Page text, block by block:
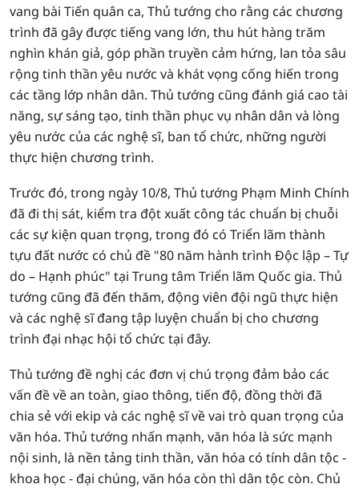
vang bài Tiến quân ca, Thủ tướng cho rằng các chương
trình đã gây được tiếng vang lớn, thu hút hàng trăm
nghìn khán giả, góp phần truyền cảm hứng, lan tỏa sâu
rộng tinh thần yêu nước và khát vọng cống hiến trong
các tầng lớp nhân dân. Thủ tướng cũng đánh giá cao tài
năng, sự sáng tạo, tinh thần phục vụ nhân dân và lòng
yêu nước của các nghệ sĩ, ban tổ chức, những người
thực hiện chương trình.
Trước đó, trong ngày 10/8, Thủ tướng Phạm Minh Chính
đã đi thị sát, kiểm tra đột xuất công tác chuẩn bị chuỗi
các sự kiện quan trọng, trong đó có Triển lãm thành
tựu đất nước có chủ đề "80 năm hành trình Độc lập – Tự
do – Hạnh phúc" tại Trung tâm Triển lãm Quốc gia. Thủ
tướng cũng đã đến thăm, động viên đội ngũ thực hiện
và các nghệ sĩ đang tập luyện chuẩn bị cho chương
trình đại nhạc hội tổ chức tại đây.
Thủ tướng đề nghị các đơn vị chú trọng đảm bảo các
vấn đề về an toàn, giao thông, tiến độ, đồng thời đã
chia sẻ với ekip và các nghệ sĩ về vai trò quan trọng của
văn hóa. Thủ tướng nhấn mạnh, văn hóa là sức mạnh
nội sinh, là nền tảng tinh thần, văn hóa có tính dân tộc -
khoa học - đại chúng, văn hóa còn thì dân tộc còn. Chủ